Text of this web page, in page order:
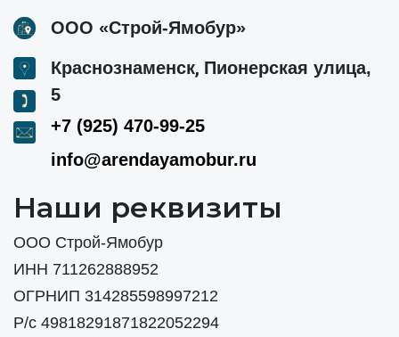
ООО «Строй-Ямобур»
Краснознаменск, Пионерская улица,
5
+7 (925) 470-99-25
info@arendayamobur.ru
Наши реквизиты
ООО Строй-Ямобур
ИНН 711262888952
ОГРНИП 314285598997212
Р/с 49818291871822052294